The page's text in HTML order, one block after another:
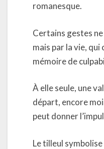
romanesque.
Certains gestes
mais par la vie,
mémoire de
À elle seule, une
départ, encore
peut donner
Le tilleul